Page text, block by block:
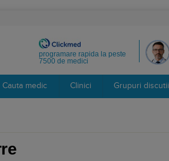
programare rapida la peste
7500 de medici
Cauta medic Clinici Grupuri discutii